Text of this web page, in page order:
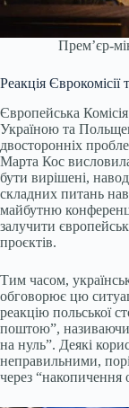
Прем’єр-
Реакція Єврокомісії
Європейська
Україною та
двосторонніх
Марта Кос
бути вирішені,
складних питань
майбутню
залучити
проєктів.
Тим часом,
обговорює цю
реакцію польської
поштою”,
на нуль”. Деякі
неправильними,
через “накопичення